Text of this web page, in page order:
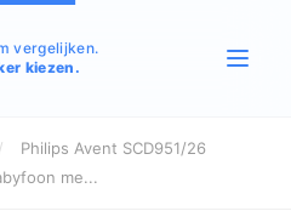
vergelijken.
kiezen.
/
Philips Avent SCD951/26
me...